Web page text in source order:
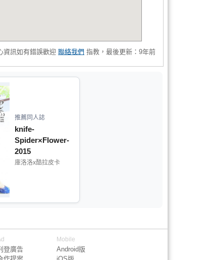
資訊如有錯誤歡迎 聯絡我們 指教，最後更新：9年前
推薦同人誌
knife-
Spider×Flower-
2015
庫洛洛x酷拉皮卡
登廣告
Mobile
Android版